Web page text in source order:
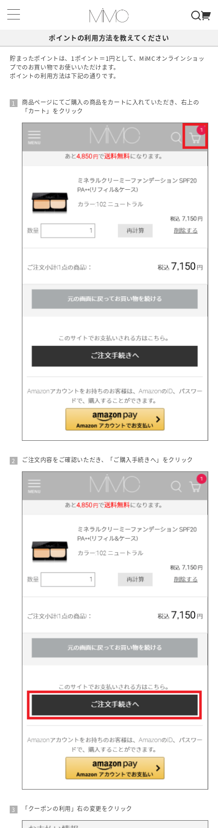
ポイントの利用方法を教えてください
貯まったポイントは、1ポイント＝1円として、MiMCオンラインショッ
プでのお買い物でお使いいただけます。
ポイントの利用方法は下記の通りです。
商品ページにてご購入の商品をカートに入れていただき、右上の
「カート」をクリック
ご注文内容をご確認いただき、「ご購入手続きへ」をクリック
「クーポンの利用」右の変更をクリック